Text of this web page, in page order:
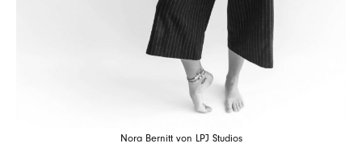
Nora Bernitt von LPJ Studios